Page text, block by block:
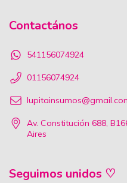
Contactános
541156074924
01156074924
Av. Constitución 688,
Aires
Seguimos unidos ♡